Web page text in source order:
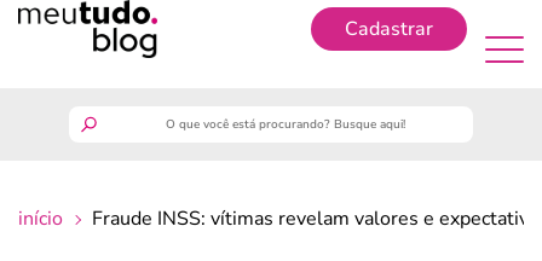
Cadastrar
início Fraude INSS: vítimas revelam valores e